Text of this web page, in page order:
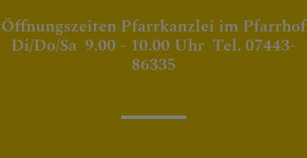
Öffnungszeiten Pfarrkanzlei im Pfarrhof
Di/Do/Sa 9.00 - 10.00 Uhr Tel. 07443-
86335